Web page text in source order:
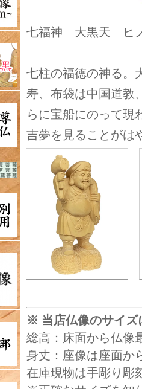
七福神 大黒天 ヒ
七柱の福徳の神る。
寿、布袋は中国道教
らに宝船にのって現
吉夢を見ることがは
※ 当店仏像のサイ
総高：床面から仏像
身丈：座像は座面か
在庫現物は手彫り彫